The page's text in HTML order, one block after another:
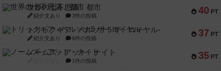
40 PT
世界の七不思議：都市
紹介文あり 3件の投稿
37 PT
トリックギア - ペルソナ5 ザ・ロイヤル-
紹介文あり 6件の投稿
35 PT
ノームズ・アット・ナイト
1件の投稿